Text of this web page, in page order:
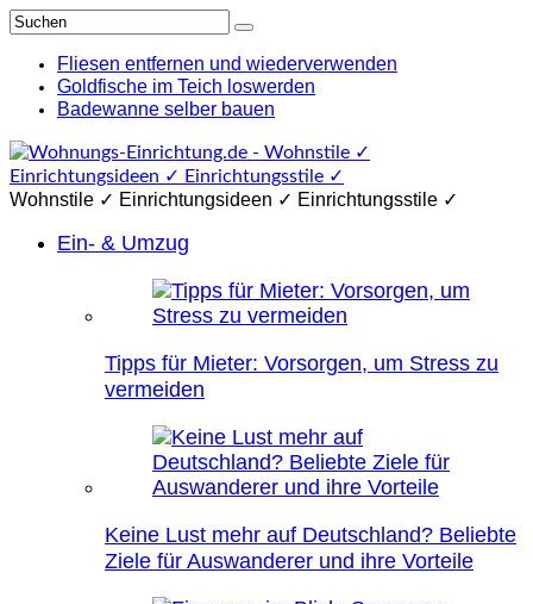
Fliesen entfernen und wiederverwenden
Goldfische im Teich loswerden
Badewanne selber bauen
Wohnstile ✓ Einrichtungsideen ✓ Einrichtungsstile ✓
Ein- & Umzug
Tipps für Mieter: Vorsorgen, um Stress zu
vermeiden
Keine Lust mehr auf Deutschland? Beliebte
Ziele für Auswanderer und ihre Vorteile